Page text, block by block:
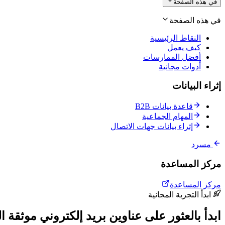
في هذه الصفحة
في هذه الصفحة
النقاط الرئيسية
كيف يعمل
أفضل الممارسات
أدوات مجانية
إثراء البيانات
قاعدة بيانات B2B
المهام الجماعية
إثراء بيانات جهات الاتصال
مسرد
مركز المساعدة
مركز المساعدة
ابدأ التجربة المجانية
ابدأ بالعثور على عناوين بريد إلكتروني موثقة